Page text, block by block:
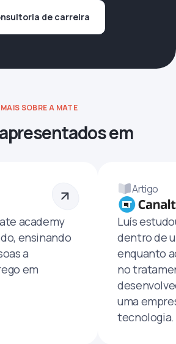
de carreira
MAIS SOBRE A MATE
em
academy
ensinando
a
em
Artigo
Luís
dentro de
enquanto
no
uma
tecnologia.